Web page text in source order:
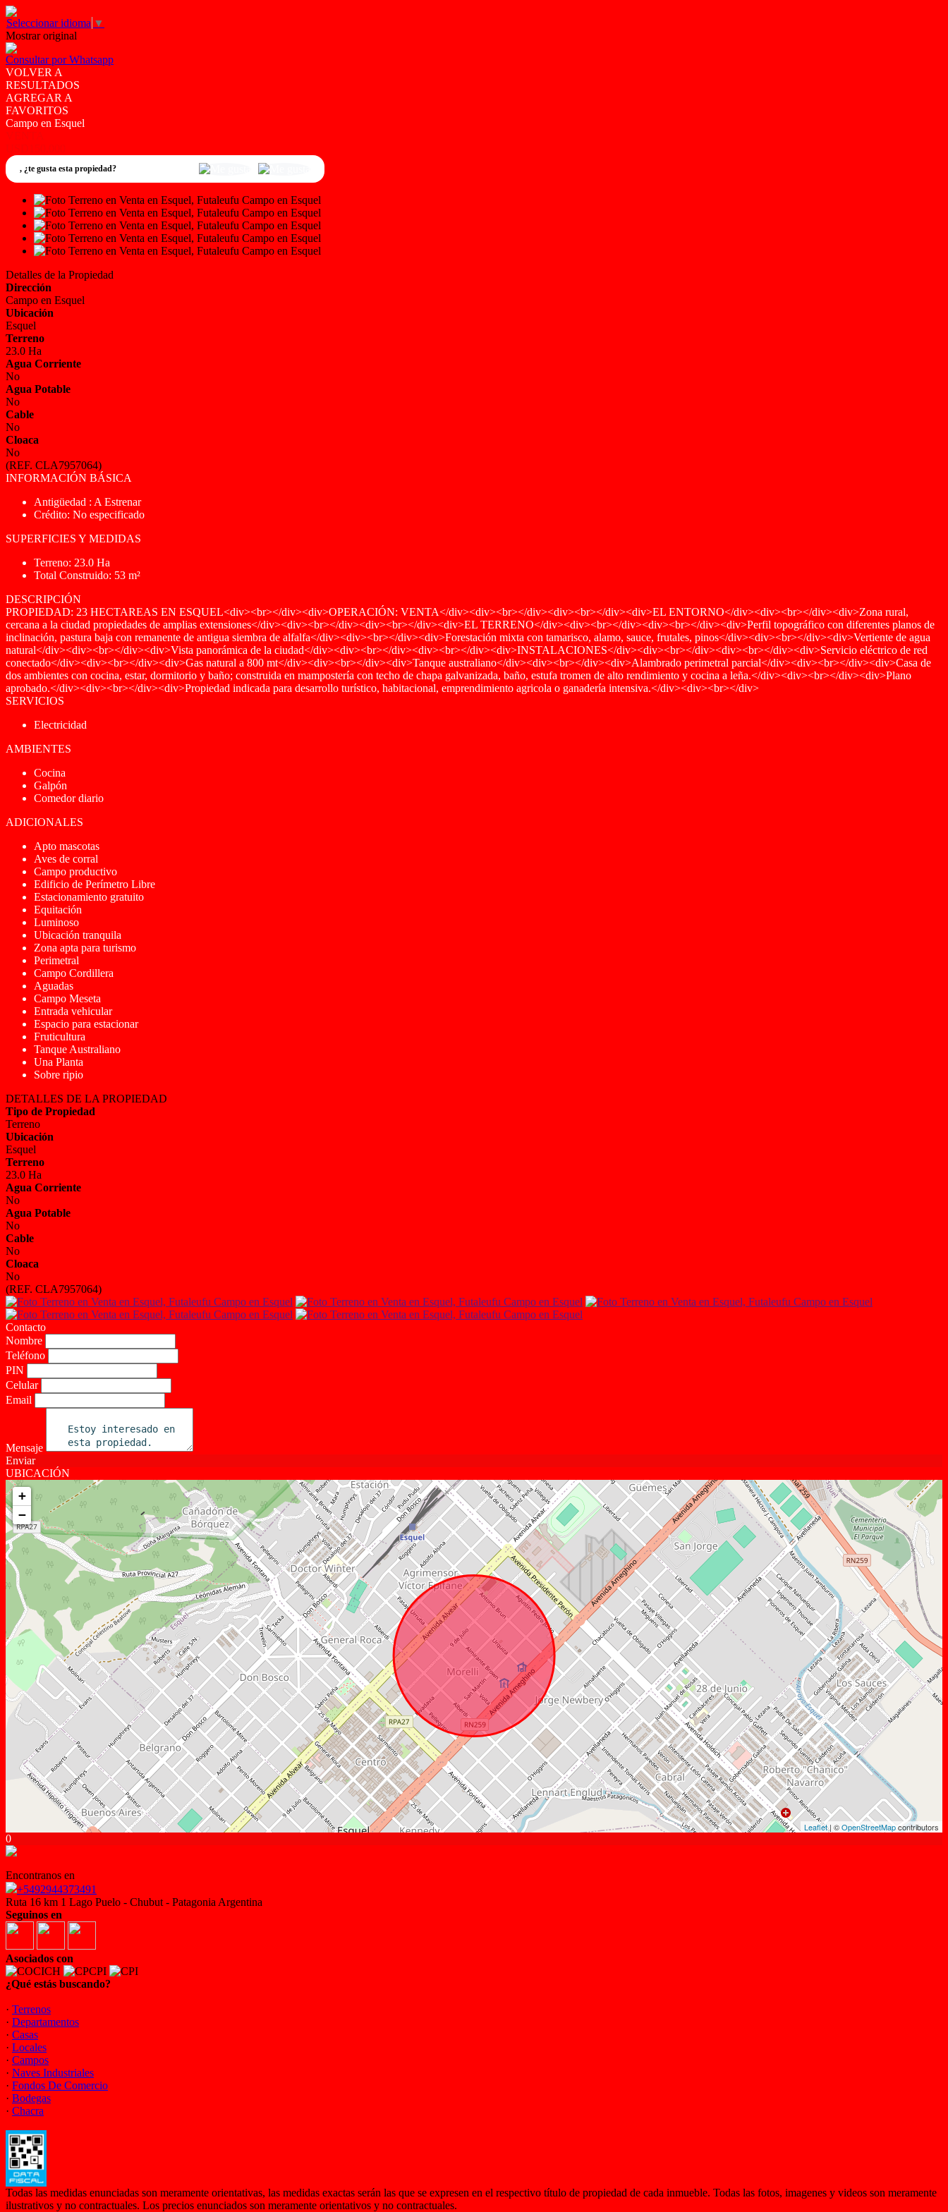
Seleccionar idioma ▼
Mostrar original
Consultar por Whatsapp
VOLVER A
RESULTADOS
AGREGAR A
FAVORITOS
Campo en Esquel
, ¿te gusta esta propiedad?
Detalles de la Propiedad
Dirección
Campo en Esquel
Ubicación
Esquel
Terreno
23.0 Ha
Agua Corriente
No
Agua Potable
No
Cable
No
Cloaca
No
(REF. CLA7957064)
INFORMACIÓN BÁSICA
Antigüedad : A Estrenar
Crédito: No especificado
SUPERFICIES Y MEDIDAS
Terreno: 23.0 Ha
Total Construido: 53 m²
DESCRIPCIÓN
PROPIEDAD: 23 HECTAREAS EN ESQUEL<div><br></div><div>OPERACIÓN: VENTA</div><div><br></div><div><br></div><div>EL ENTORNO</div><div><br></div><div>Zona rural,
cercana a la ciudad propiedades de amplias extensiones</div><div><br></div><div><br></div><div>EL TERRENO</div><div><br></div><div><br></div><div>Perfil topográfico con diferentes planos de
inclinación, pastura baja con remanente de antigua siembra de alfalfa</div><div><br></div><div>Forestación mixta con tamarisco, alamo, sauce, frutales, pinos</div><div><br></div><div>Vertiente de agua
natural</div><div><br></div><div>Vista panorámica de la ciudad</div><div><br></div><div><br></div><div>INSTALACIONES</div><div><br></div><div><br></div><div>Servicio eléctrico de red
conectado</div><div><br></div><div>Gas natural a 800 mt</div><div><br></div><div>Tanque australiano</div><div><br></div><div>Alambrado perimetral parcial</div><div><br></div><div>Casa de
dos ambientes con cocina, estar, dormitorio y baño; construida en mampostería con techo de chapa galvanizada, baño, estufa tromen de alto rendimiento y cocina a leña.</div><div><br></div><div>Plano
aprobado.</div><div><br></div><div>Propiedad indicada para desarrollo turístico, habitacional, emprendimiento agricola o ganadería intensiva.</div><div><br></div>
SERVICIOS
Electricidad
AMBIENTES
Cocina
Galpón
Comedor diario
ADICIONALES
Apto mascotas
Aves de corral
Campo productivo
Edificio de Perímetro Libre
Estacionamiento gratuito
Equitación
Luminoso
Ubicación tranquila
Zona apta para turismo
Perimetral
Campo Cordillera
Aguadas
Campo Meseta
Entrada vehicular
Espacio para estacionar
Fruticultura
Tanque Australiano
Una Planta
Sobre ripio
DETALLES DE LA PROPIEDAD
Tipo de Propiedad
Terreno
Ubicación
Esquel
Terreno
23.0 Ha
Agua Corriente
No
Agua Potable
No
Cable
No
Cloaca
No
(REF. CLA7957064)
Contacto
Nombre
Teléfono
PIN
Celular
Email
Mensaje
Enviar
UBICACIÓN
+
−
Leaflet| ©OpenStreetMapcontributors
0
Encontranos en
+5492944373491
Ruta 16 km 1 Lago Puelo - Chubut - Patagonia Argentina
Seguinos en
Asociados con
¿Qué estás buscando?
· Terrenos
· Departamentos
· Casas
· Locales
· Campos
· Naves Industriales
· Fondos De Comercio
· Bodegas
· Chacra
Todas las medidas enunciadas son meramente orientativas, las medidas exactas serán las que se expresen en el respectivo título de propiedad de cada inmueble. Todas las fotos, imagenes y videos son meramente
ilustrativos y no contractuales. Los precios enunciados son meramente orientativos y no contractuales.